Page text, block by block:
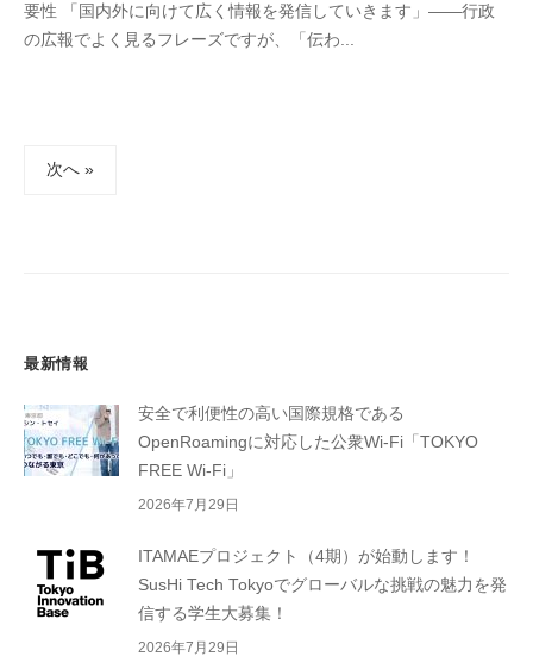
要性 「国内外に向けて広く情報を発信していきます」――行政
の広報でよく見るフレーズですが、「伝わ...
送
次へ »
最新情報
安全で利便性の高い国際規格である
OpenRoamingに対応した公衆Wi-Fi「TOKYO
FREE Wi-Fi」
2026年7月29日
ITAMAEプロジェクト（4期）が始動します！
SusHi Tech Tokyoでグローバルな挑戦の魅力を発
信する学生大募集！
2026年7月29日